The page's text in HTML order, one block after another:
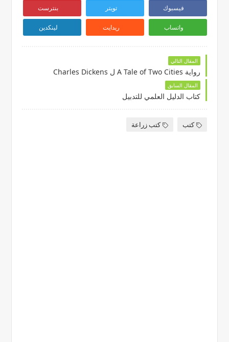
فيسبوك تويتر بنترست
واتساب ريدايت لينكدين
المقال التالي
رواية A Tale of Two Cities ل Charles Dickens
المقال السابق
كتاب الدليل العلمي للتدبيل
كتب كتب زراعة